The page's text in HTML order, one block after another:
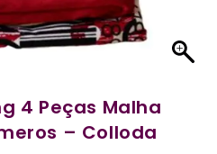
4 Peças Malha
– Colloda